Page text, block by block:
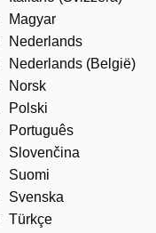
Magyar
Nederlands
Nederlands (België)
Norsk
Polski
Português
Slovenčina
Suomi
Svenska
Türkçe